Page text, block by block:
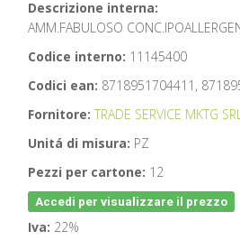
Descrizione interna:
AMM.FABULOSO
Codice interno: 11145400
Codici ean: 8718951704411,
Fornitore: TRADE SERVICE MKTG
Unitá di misura: PZ
Pezzi per cartone: 12
Accedi per visualizzare il prezzo
Iva: 22%